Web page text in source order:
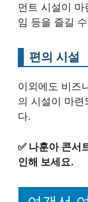
먼트 시설이
임 등을 즐길
편의 시설
이외에도 비즈
의 시설이 마련
다.
✅ 나훈아 콘서
인해 보세요.